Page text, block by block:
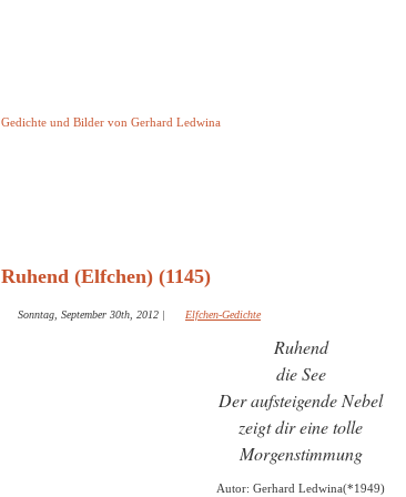
Gedichte und Bilder von Gerhard Ledwina
Ruhend (Elfchen) (1145)
Sonntag, September 30th, 2012 | Elfchen-Gedichte
Ruhend
die See
Der aufsteigende Nebel
zeigt dir eine tolle
Morgenstimmung
Autor: Gerhard Ledwina(*1949)